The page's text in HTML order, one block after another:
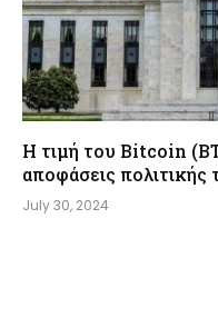
Η τιμή του Bitcoin
αποφάσεις πολιτικής
July 30, 2024